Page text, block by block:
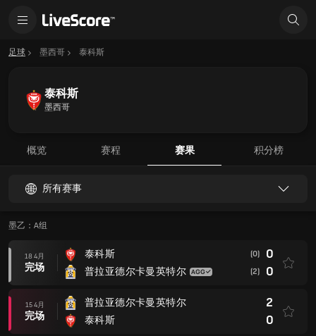
足球 墨西哥 泰科斯
泰科斯
墨西哥
概览 赛程 赛果 积分榜
所有赛事
墨乙：A组
18 4月
完场
泰科斯
普拉亚德尔卡曼英特尔
(0) 0
(2) 0
15 4月
完场
普拉亚德尔卡曼英特尔
泰科斯
2
0